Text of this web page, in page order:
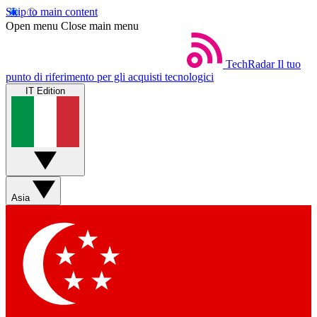
Skip to main content
Open menu Close main menu
TechRadar Il tuo
punto di riferimento per gli acquisti tecnologici
IT Edition
Asia